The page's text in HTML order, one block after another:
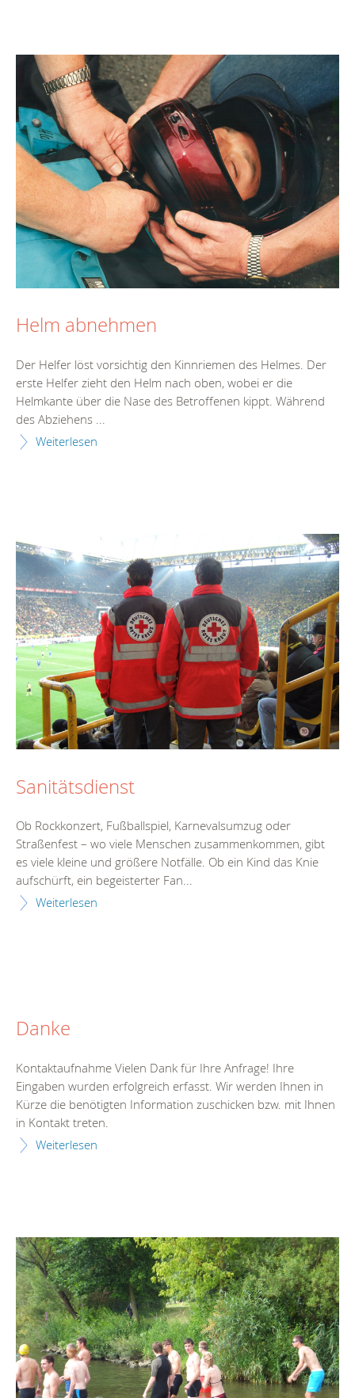
Helm abnehmen
Der Helfer löst vorsichtig den Kinnriemen des Helmes. Der
erste Helfer zieht den Helm nach oben, wobei er die
Helmkante über die Nase des Betroffenen kippt. Während
des Abziehens ...
Weiterlesen
Sanitätsdienst
Ob Rockkonzert, Fußballspiel, Karnevalsumzug oder
Straßenfest – wo viele Menschen zusammenkommen, gibt
es viele kleine und größere Notfälle. Ob ein Kind das Knie
aufschürft, ein begeisterter Fan...
Weiterlesen
Danke
Kontaktaufnahme Vielen Dank für Ihre Anfrage! Ihre
Eingaben wurden erfolgreich erfasst. Wir werden Ihnen in
Kürze die benötigten Information zuschicken bzw. mit Ihnen
in Kontakt treten.
Weiterlesen